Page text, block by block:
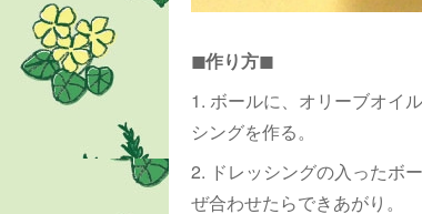
◼︎作り方◼︎
1. ボールに、オリーブオイ
シングを作る。
2. ドレッシングの入ったボ
ぜ合わせたらできあがり。